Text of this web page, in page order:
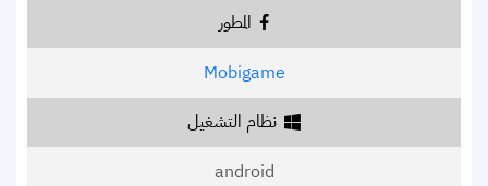
المطور
Mobigame
نظام التشغيل
android